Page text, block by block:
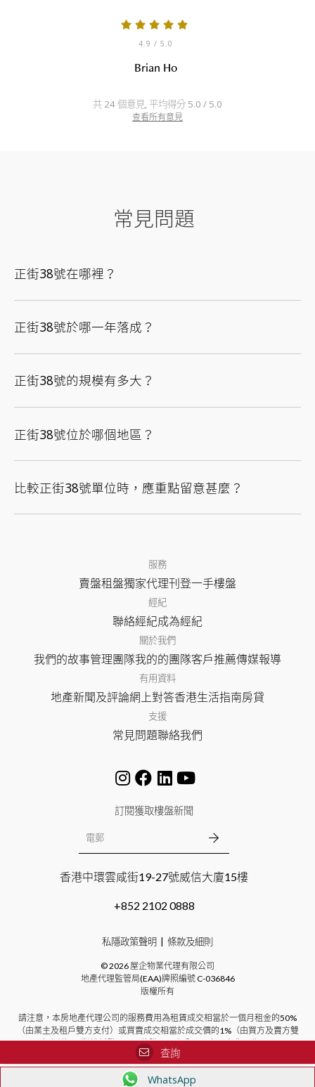
4.9 / 5.0
Brian Ho
共 24 個意見, 平均得分 5.0 / 5.0
查看所有意見
常見問題
正街38號在哪裡？
正街38號於哪一年落成？
正街38號的規模有多大？
正街38號位於哪個地區？
比較正街38號單位時，應重點留意甚麼？
服務
賣盤租盤獨家代理刊登一手樓盤
經紀
聯絡經紀成為經紀
關於我們
我們的故事管理團隊我的的團隊客戶推薦傳媒報導
有用資料
地產新聞及評論網上對答香港生活指南房貸
支援
常見問題聯絡我們
訂閱獲取樓盤新聞
香港中環雲咸街19-27號威信大廈15樓
+852 2102 0888
私隱政策聲明 條款及細則
©2026屋企物業代理有限公司
地產代理監管局(EAA)牌照編號C-036846
版權所有
請注意，本房地產代理公司的服務費用為租賃成交相當於一個月租金的50%
（由業主及租戶雙方支付）或買賣成交相當於成交價的1%（由買方及賣方雙
方支付）。對於新發展項目的購買，本公司不向買方收取費用。
查詢
WhatsApp